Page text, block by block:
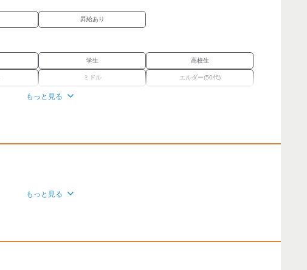
昇給あり
学生 高校生
ミドル エルダー(50代)
もっと見る
もっと見る